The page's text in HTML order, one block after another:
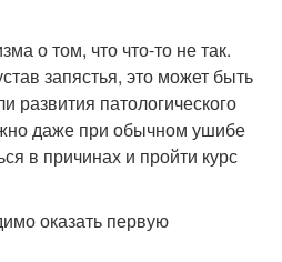
о том, что что-то не так.
запястья, это может быть
развития патологического
даже при обычном ушибе
в причинах и пройти курс
оказать первую